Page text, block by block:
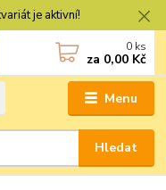
je aktivní!
Menu
Hledat
0 ks
za 0,00 Kč